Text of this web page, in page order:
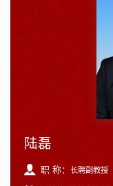
陆磊
职 称： 长聘副教授